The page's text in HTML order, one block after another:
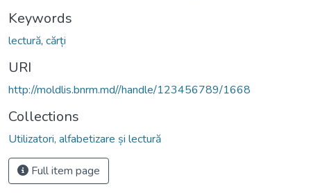
Keywords
lectură, cărți
URI
http://moldlis.bnrm.md//handle/123456789/1668
Collections
Utilizatori, alfabetizare și lectură
Full item page